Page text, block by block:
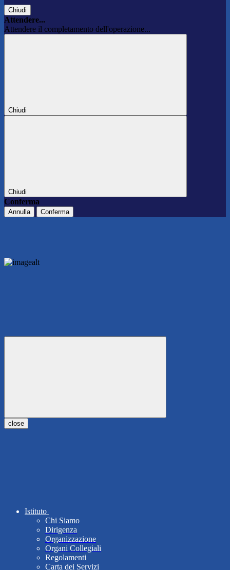
Chiudi
Attendere...
Attendere il completamento dell'operazione...
Chiudi
Chiudi
Conferma
Annulla Conferma
close
Istituto
Chi Siamo
Dirigenza
Organizzazione
Organi Collegiali
Regolamenti
Carta dei Servizi